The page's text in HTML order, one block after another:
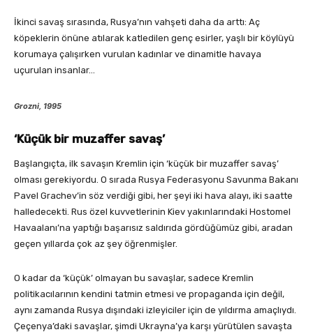
İkinci savaş sırasında, Rusya’nın vahşeti daha da arttı: Aç
köpeklerin önüne atılarak katledilen genç esirler, yaşlı bir köylüyü
korumaya çalışırken vurulan kadınlar ve dinamitle havaya
uçurulan insanlar…
Grozni, 1995
‘Küçük bir muzaffer savaş’
Başlangıçta, ilk savaşın Kremlin için ‘küçük bir muzaffer savaş’
olması gerekiyordu. O sırada Rusya Federasyonu Savunma Bakanı
Pavel Grachev’in söz verdiği gibi, her şeyi iki hava alayı, iki saatte
halledecekti. Rus özel kuvvetlerinin Kiev yakınlarındaki Hostomel
Havaalanı’na yaptığı başarısız saldırıda gördüğümüz gibi, aradan
geçen yıllarda çok az şey öğrenmişler.
O kadar da ‘küçük’ olmayan bu savaşlar, sadece Kremlin
politikacılarının kendini tatmin etmesi ve propaganda için değil,
aynı zamanda Rusya dışındaki izleyiciler için de yıldırma amaçlıydı.
Çeçenya’daki savaşlar, şimdi Ukrayna’ya karşı yürütülen savaşta